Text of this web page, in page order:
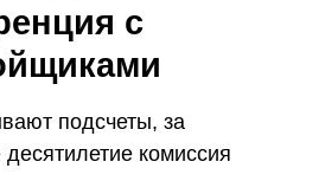
с
подсчеты, за
комиссия